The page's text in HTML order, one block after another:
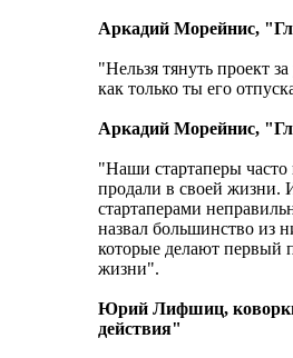
Аркадий Морейнис,
"Нельзя тянуть проект
как только ты его
Аркадий Морейнис,
"Наши стартаперы часто
продали в своей жизни.
стартаперами
назвал большинство из
которые делают первый
жизни".
Юрий Лифшиц,
действия"